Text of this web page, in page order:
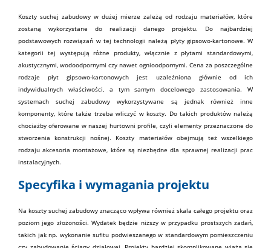
Koszty suchej zabudowy w dużej mierze zależą od rodzaju materiałów, które
zostaną wykorzystane do realizacji danego projektu. Do najbardziej
podstawowych rozwiązań w tej technologii należą płyty gipsowo-kartonowe. W
kategorii tej występują różne produkty, włącznie z płytami standardowymi,
akustycznymi, wodoodpornymi czy nawet ognioodpornymi. Cena za poszczególne
rodzaje płyt gipsowo-kartonowych jest uzależniona głównie od ich
indywidualnych właściwości, a tym samym docelowego zastosowania. W
systemach suchej zabudowy wykorzystywane są jednak również inne
komponenty, które także trzeba wliczyć w koszty. Do takich produktów należą
chociażby oferowane w naszej hurtowni profile, czyli elementy przeznaczone do
stworzenia konstrukcji nośnej. Koszty materiałów obejmują też wszelkiego
rodzajuakcesoria montażowe, które są niezbędne dla sprawnej realizacji prac
instalacyjnych.
Specyfika i wymagania projektu
Na koszty suchej zabudowy znacząco wpływa również skala całego projektu oraz
poziom jego złożoności. Wydatek będzie niższy w przypadku prostszych zadań,
takich jak np. wykonanie sufitu podwieszanegow standardowym pomieszczeniu